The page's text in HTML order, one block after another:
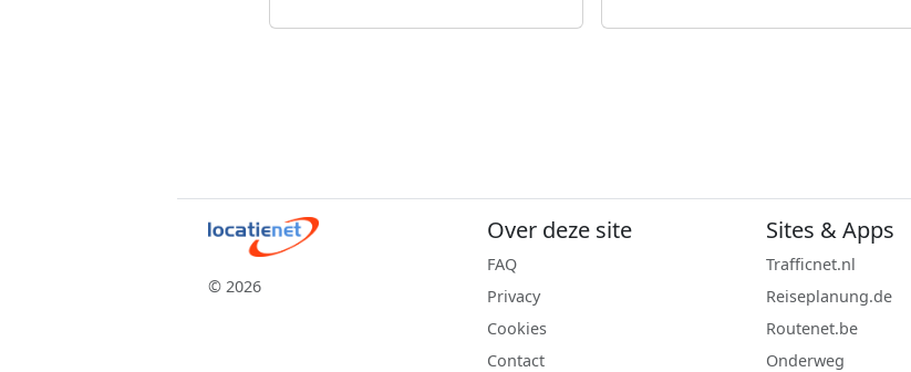
© 2026
Over deze site
FAQ
Privacy
Cookies
Contact
Sites & Apps
Trafficnet.nl
Reiseplanung.de
Routenet.be
Onderweg